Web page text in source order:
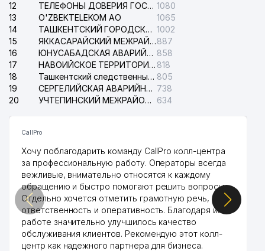
12
ТЕЛЕФОНЫ ДОВЕРИЯ ГОСУДАРСТВЕННОГО ЦЕНТРА ТЕСТИРОВАНИЯ 1080
13
O'ZBEKTELEKOM АО
1065
14
ТАШКЕНТСКИЙ ГОРОДСКОЙ СУД ПО ГРАЖДАНСКИМ ДЕЛАМ 1002
15
ЯККАСАРАЙСКИЙ МЕЖРАЙОННЫЙ СУД ПО ГРАЖДАНСКИМ ДЕЛАМ887
16
ЮНУСАБАДСКАЯ АВАРИЙНАЯ СЛУЖБА ЭЛЕКТРОСЕТИ 858
17
НАВОИЙСКОЕ ТЕРРИТОРИАЛЬНОЕ ПРЕДПРИЯТИЕ ЭЛЕКТРОСЕТИ АО 818
18
Ташкентский следственный изолятор 805
19
СЕРГЕЛИЙСКАЯ АВАРИЙНАЯ СЛУЖБА ЭЛЕКТРОСЕТИ 738
20
УЧТЕПИНСКИЙ МЕЖРАЙОННЫЙ СУД ПО ГРАЖДАНСКИМ ДЕЛАМ 634
CallPro
Хочу поблагодарить команду CallPro колл-центра
за профессиональную работу. Операторы всегда
вежливые, внимательно относятся к каждому
обращению и быстро помогают решить вопросы.
Отдельно хочется отметить грамотную речь,
ответственность и оперативность. Благодаря их
работе значительно улучшилось качество
обслуживания клиентов. Рекомендую этот колл-
центр как надежного партнера для бизнеса.